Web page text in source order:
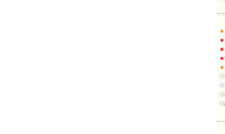
★
★
★
★
★
◇
◇
◇
◇